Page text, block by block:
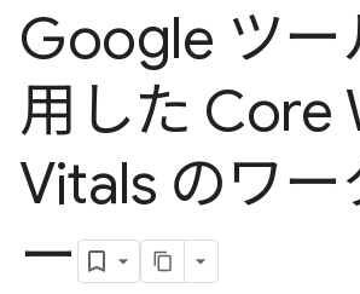
Google ツー
用した Core
Vitals のワー
ー